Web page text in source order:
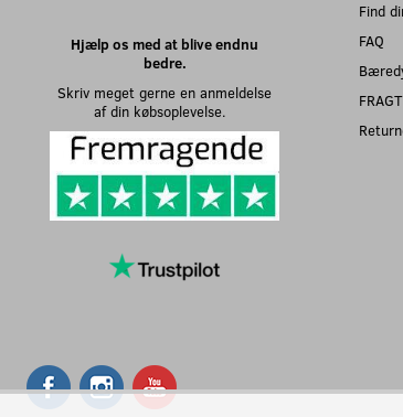
Hjælp os med at blive endnu
bedre.
Skriv meget gerne en anmeldelse
af din købsoplevelse.
Find
FAQ